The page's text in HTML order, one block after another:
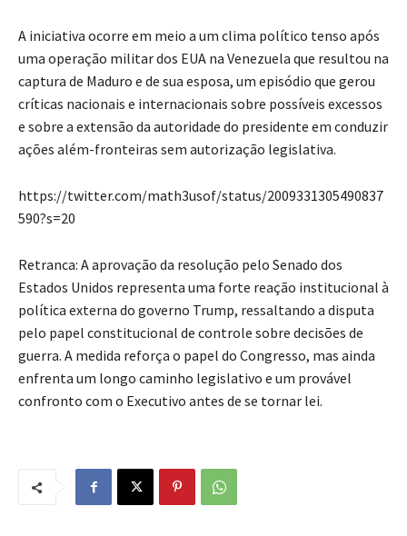
A iniciativa ocorre em meio a um clima político tenso após
uma operação militar dos EUA na Venezuela que resultou na
captura de Maduro e de sua esposa, um episódio que gerou
críticas nacionais e internacionais sobre possíveis excessos
e sobre a extensão da autoridade do presidente em conduzir
ações além-fronteiras sem autorização legislativa.
https://twitter.com/math3usof/status/2009331305490837
590?s=20
Retranca: A aprovação da resolução pelo Senado dos
Estados Unidos representa uma forte reação institucional à
política externa do governo Trump, ressaltando a disputa
pelo papel constitucional de controle sobre decisões de
guerra. A medida reforça o papel do Congresso, mas ainda
enfrenta um longo caminho legislativo e um provável
confronto com o Executivo antes de se tornar lei.